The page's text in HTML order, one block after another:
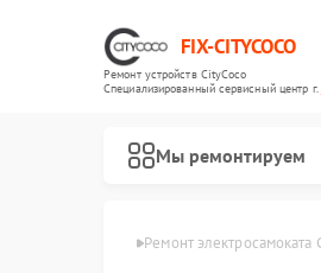
FIX-CITYCOCO
Ремонт устройств CityCoco
Специализированный cервисный центр г.
Мы ремонтируем
в Челябинске Ремонт электросамоката